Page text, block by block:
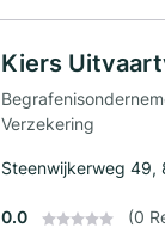
Kiers
Verzekering
Steenwijkerweg 49,
0.0 (0